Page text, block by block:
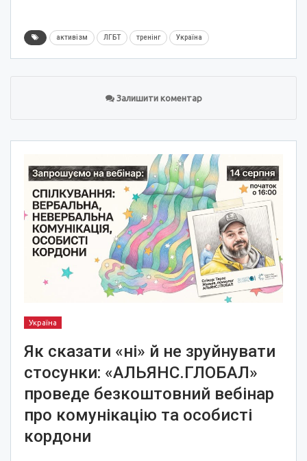
активізм ЛГБТ тренінг Україна
Залишити коментар
Україна
Як сказати «ні» й не зруйнувати
стосунки: «АЛЬЯНС.ГЛОБАЛ»
проведе безкоштовний вебінар
про комунікацію та особисті
кордони